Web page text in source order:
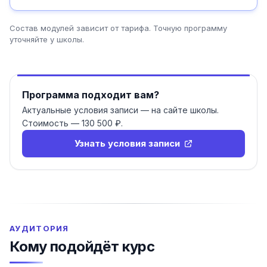
Состав модулей зависит от тарифа. Точную программу
уточняйте у школы.
Программа подходит вам?
Актуальные условия записи — на сайте школы.
Стоимость — 130 500 ₽.
Узнать условия записи
АУДИТОРИЯ
Кому подойдёт курс